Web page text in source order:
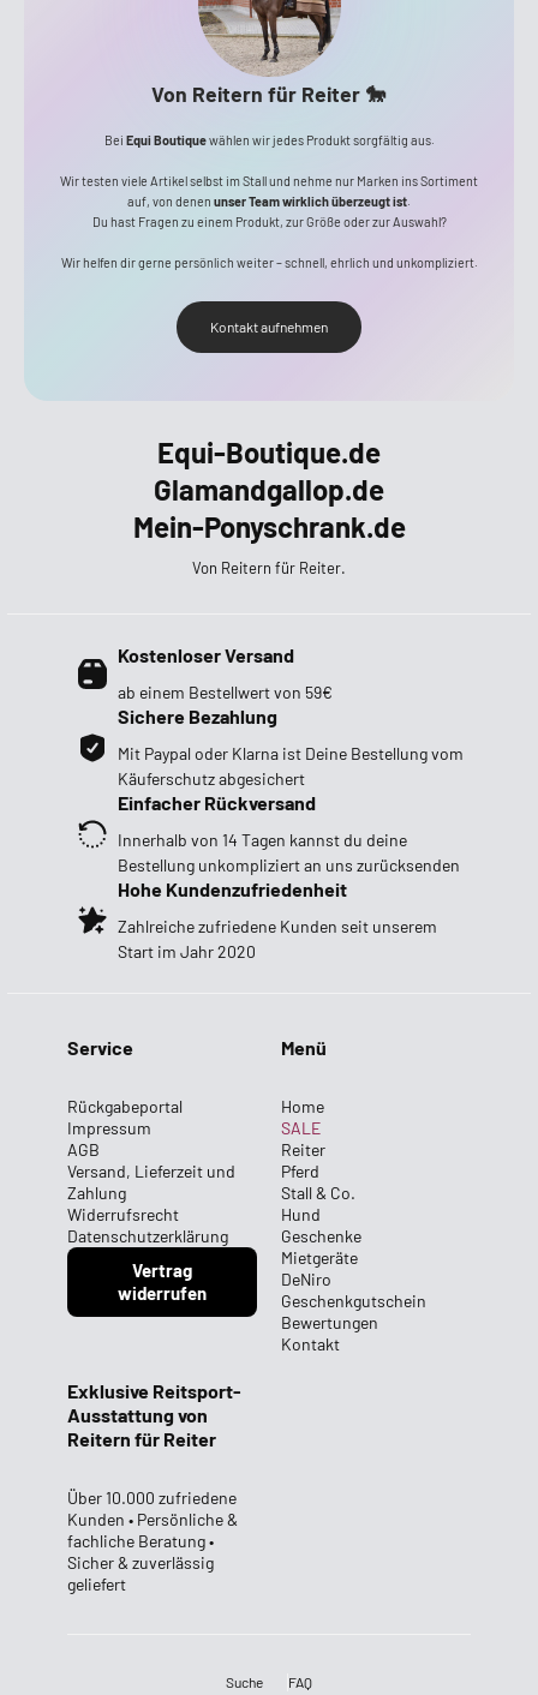
Von Reitern für Reiter 🐎
Bei Equi Boutiquewählen wir jedes Produkt sorgfältig aus.
Wir testen viele Artikel selbst im Stall und nehme nur Marken ins Sortiment
auf, von denen unser Team wirklich überzeugt ist.
Du hast Fragen zu einem Produkt, zur Größe oder zur Auswahl?
Wir helfen dir gerne persönlich weiter – schnell, ehrlich und unkompliziert.
Kontakt aufnehmen
Equi-Boutique.de
Glamandgallop.de
Mein-Ponyschrank.de
Von Reitern für Reiter.
Kostenloser Versand
ab einem Bestellwert von 59€
Sichere Bezahlung
Mit Paypal oder Klarna ist Deine Bestellung vom
Käuferschutz abgesichert
Einfacher Rückversand
Innerhalb von 14 Tagen kannst du deine
Bestellung unkompliziert an uns zurücksenden
Hohe Kundenzufriedenheit
Zahlreiche zufriedene Kunden seit unserem
Start im Jahr 2020
Service
Rückgabeportal
Impressum
AGB
Versand, Lieferzeit und
Zahlung
Widerrufsrecht
Datenschutzerklärung
Vertrag
widerrufen
Menü
Home
SALE
Reiter
Pferd
Stall & Co.
Hund
Geschenke
Mietgeräte
DeNiro
Geschenkgutschein
Bewertungen
Kontakt
Exklusive Reitsport-
Ausstattung von
Reitern für Reiter
Über 10.000 zufriedene
Kunden • Persönliche &
fachliche Beratung •
Sicher & zuverlässig
geliefert
Suche FAQ